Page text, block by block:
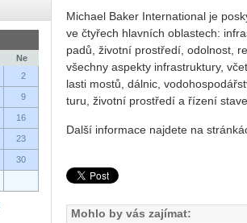
Ne
2
9
16
23
30
Mi­cha­el Baker In­ter­nati­o­nal je
ve čty­řech hlav­ních ob­las­tech:
pa­dů, ži­vot­ní pro­stře­dí, odol­nost,
všech­ny aspek­ty in­fra­stru­k­tu­ry,
las­ti mostů, dál­nic,
tu­ru, ži­vot­ní pro­stře­dí a ří­ze­ní
Další in­for­ma­ce na­jde­te na
Mohlo by vás zajímat: